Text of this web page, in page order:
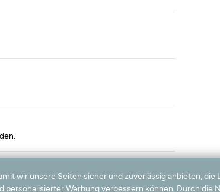
wir unsere Seiten sicher und zuverlässig anbieten, die
Werbung verbessern können. Durch die